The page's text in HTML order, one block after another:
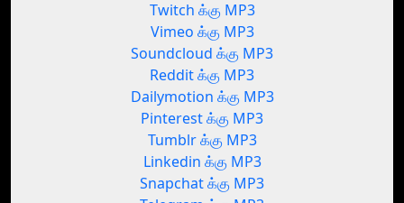
Twitch க்கு MP3
Vimeo க்கு MP3
Soundcloud க்கு MP3
Reddit க்கு MP3
Dailymotion க்கு MP3
Pinterest க்கு MP3
Tumblr க்கு MP3
Linkedin க்கு MP3
Snapchat க்கு MP3